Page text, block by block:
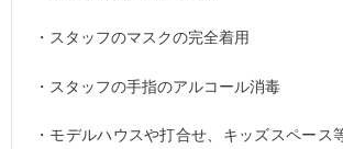
・スタッフのマスクの完全着用
・スタッフの手指のアルコール消毒
・モデルハウスや打合せ、キッズスペース